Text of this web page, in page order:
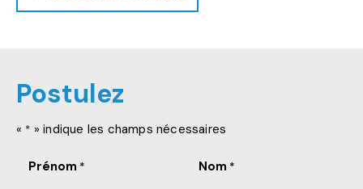
Postulez
« * » indique les champs nécessaires
Prénom * Nom *